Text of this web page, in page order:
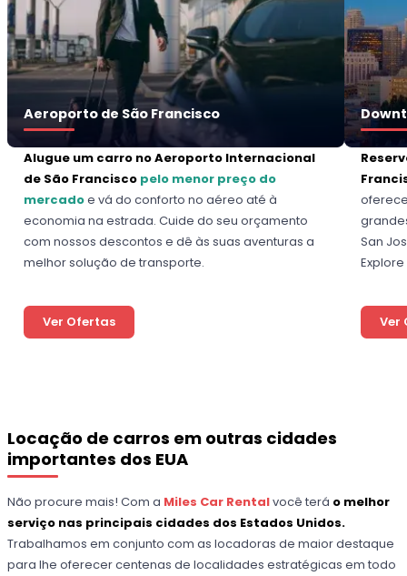
Aeroporto de São Francisco
Alugue um carro no Aeroporto Internacional
de São Francisco pelo menor preço do
mercadoe vá do conforto no aéreo até à
economia na estrada. Cuide do seu orçamento
com nossos descontos e dê às suas aventuras a
melhor solução de transporte.
Ver Ofertas
San
Ver
Locação de carros em outras cidades
importantes dos EUA
Não procure mais! Com a Miles Car Rentalvocê terá o melhor
serviço nas principais cidades dos Estados Unidos.
Trabalhamos em conjunto com as locadoras de maior destaque
para lhe oferecer centenas de localidades estratégicas em todo